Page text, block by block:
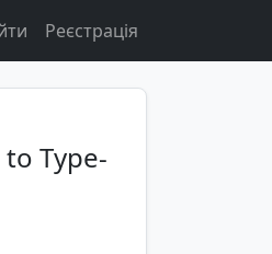
Реєстрація
to Type-